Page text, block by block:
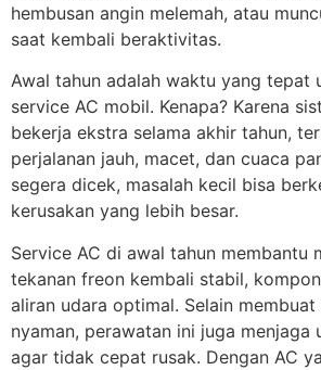
hembusan angin melemah, atau
saat kembali beraktivitas.
Awal tahun adalah waktu yang tepat
service AC mobil. Kenapa? Karena
bekerja ekstra selama akhir tahun,
perjalanan jauh, macet, dan cuaca
segera dicek, masalah kecil bisa
kerusakan yang lebih besar.
Service AC di awal tahun membantu
tekanan freon kembali stabil,
aliran udara optimal. Selain
nyaman, perawatan ini juga menjaga
agar tidak cepat rusak. Dengan AC